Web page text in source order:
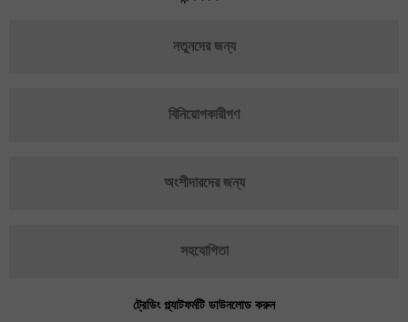
নতুনদের জন্য
বিনিয়োগকারীগণ
অংশীদারদের জন্য
সহযোগিতা
ট্রেডিং প্ল্যাটফর্মটি ডাউনলোড করুন